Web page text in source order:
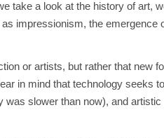
take a look at the history of art,
impressionism, the emergence
or artists, but rather that new
in mind that technology seeks
slower than now), and